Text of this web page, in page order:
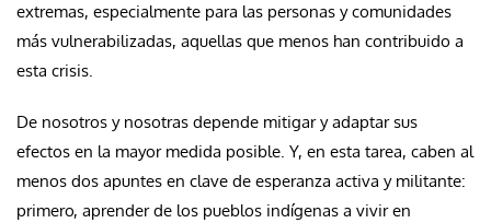
extremas, especialmente para las personas y comunidades
más vulnerabilizadas, aquellas que menos han contribuido a
esta crisis.
De nosotros y nosotras depende mitigar y adaptar sus
efectos en la mayor medida posible. Y, en esta tarea, caben al
menos dos apuntes en clave de esperanza activa y militante:
primero, aprender de los pueblos indígenas a vivir en